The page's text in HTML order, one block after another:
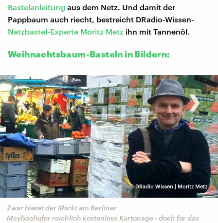
Bastelanleitung aus dem Netz. Und damit der
Pappbaum auch riecht, bestreicht DRadio-Wissen-
Netzbastel-Experte Moritz Metz ihn mit Tannenöl.
Weihnachtsbaum-Basteln in Bildern:
©DRadio Wissen | Moritz Metz
Zwar bietet der Markt am Berliner
Maybachufer reichlich kostenlose Kartonage - doch für das
‹ ›